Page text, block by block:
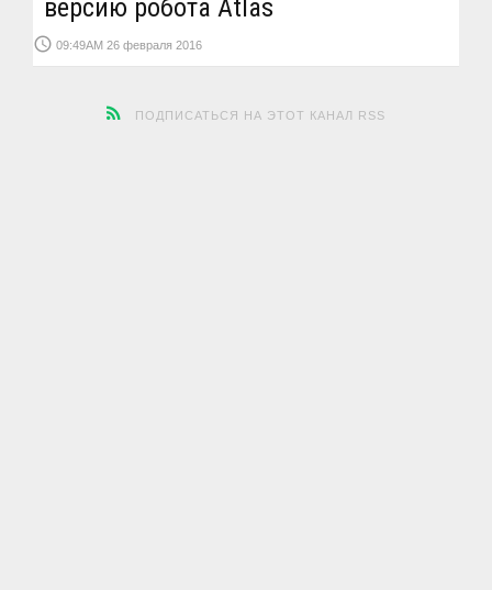
версию робота Atlas
access_time 09:49AM 26 февраля 2016
ПОДПИСАТЬСЯ НА ЭТОТ КАНАЛ RSS